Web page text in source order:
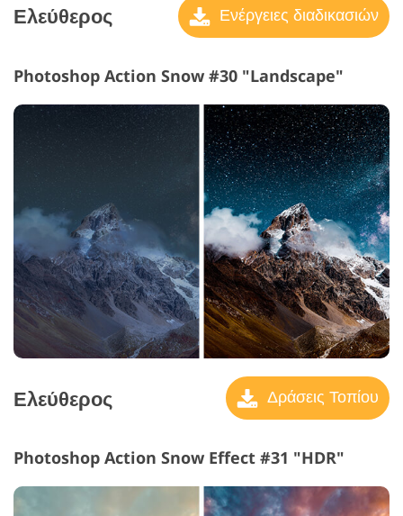
Ελεύθερος Ενέργειες διαδικασιών
Photoshop Action Snow #30 "Landscape"
Ελεύθερος Δράσεις Τοπίου
Photoshop Action Snow Effect #31 "HDR"